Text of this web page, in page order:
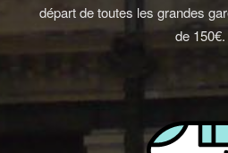
départ de toutes les grandes
de 150€.